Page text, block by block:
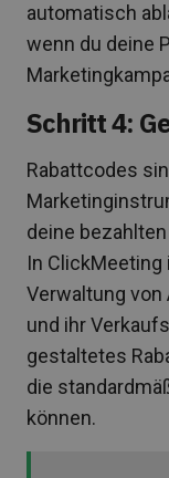
automatisch
wenn du deine
Schritt 4:
Rabattcodes
deine
In
Verwaltung
und ihr
gestaltetes
die
können.